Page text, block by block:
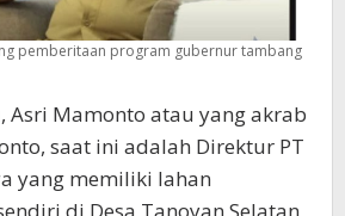
pemberitaan program gubernur tambang
Asri Mamonto atau yang akrab
saat ini adalah Direktur PT
yang memiliki lahan